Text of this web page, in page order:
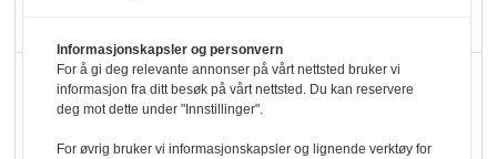
Q passerte 1 milliard i
Rema i 2025
Informasjonskapsler og personvern
For å gi deg relevante annonser på vårt nettsted bruker vi
informasjon fra ditt besøk på vårt nettsted. Du kan reservere
deg mot dette under "Innstillinger".
For øvrig bruker vi informasjonskapsler og lignende verktøy for